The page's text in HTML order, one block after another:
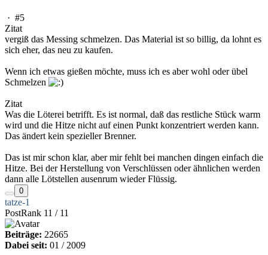
· #5
Zitat
vergiß das Messing schmelzen. Das Material ist so billig, da lohnt es
sich eher, das neu zu kaufen.
Wenn ich etwas gießen möchte, muss ich es aber wohl oder übel
Schmelzen
Zitat
Was die Löterei betrifft. Es ist normal, daß das restliche Stück warm
wird und die Hitze nicht auf einen Punkt konzentriert werden kann.
Das ändert kein spezieller Brenner.
Das ist mir schon klar, aber mir fehlt bei manchen dingen einfach die
Hitze. Bei der Herstellung von Verschlüssen oder ähnlichen werden
dann alle Lötstellen ausenrum wieder Flüssig.
0
tatze-1
PostRank 11 / 11
Beiträge: 22665
Dabei seit: 01 / 2009